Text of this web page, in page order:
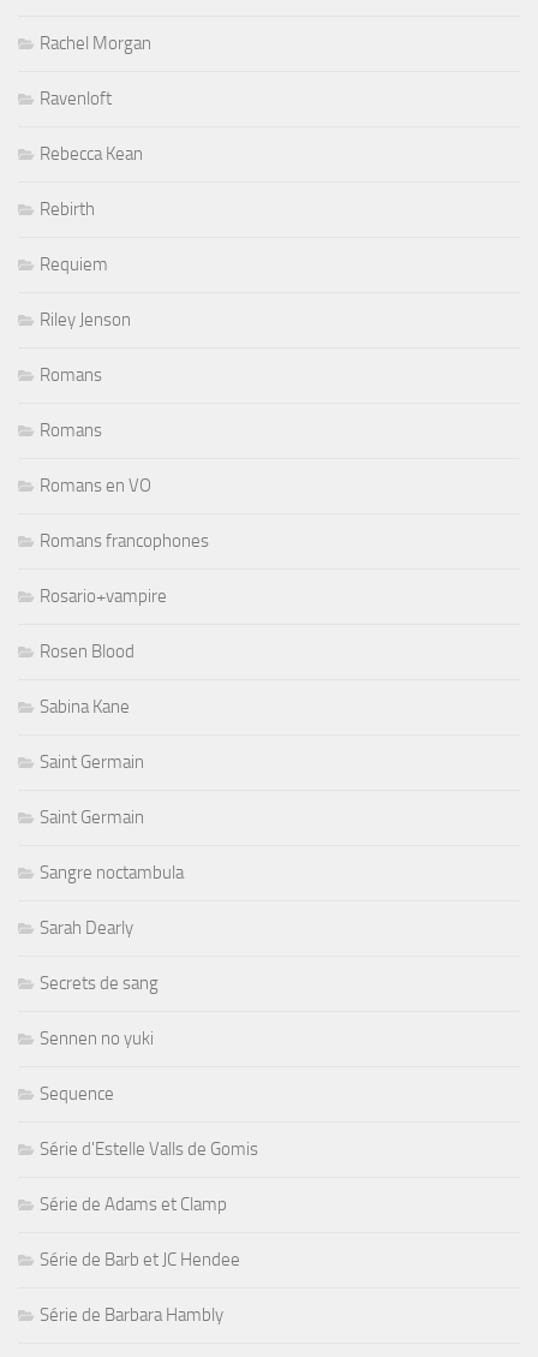
Rachel Morgan
Ravenloft
Rebecca Kean
Rebirth
Requiem
Riley Jenson
Romans
Romans
Romans en VO
Romans francophones
Rosario+vampire
Rosen Blood
Sabina Kane
Saint Germain
Saint Germain
Sangre noctambula
Sarah Dearly
Secrets de sang
Sennen no yuki
Sequence
Série d'Estelle Valls de Gomis
Série de Adams et Clamp
Série de Barb et JC Hendee
Série de Barbara Hambly